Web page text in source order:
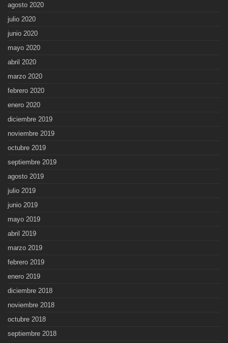
agosto 2020
julio 2020
junio 2020
mayo 2020
abril 2020
marzo 2020
febrero 2020
enero 2020
diciembre 2019
noviembre 2019
octubre 2019
septiembre 2019
agosto 2019
julio 2019
junio 2019
mayo 2019
abril 2019
marzo 2019
febrero 2019
enero 2019
diciembre 2018
noviembre 2018
octubre 2018
septiembre 2018